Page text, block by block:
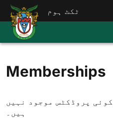
ٹکٹ ہوم
Memberships
پروڈکٹس موجود نہیں
ہیں۔